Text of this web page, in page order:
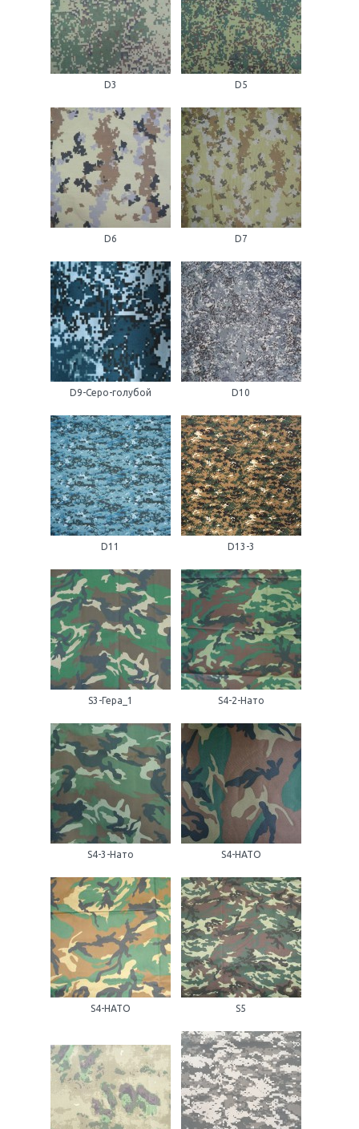
D3 D5
D6 D7
D9-Серо-голубой D10
D11 D13-3
S3-Гера_1 S4-2-Нато
S4-3-Нато S4-НАТО
S4-НАТО S5